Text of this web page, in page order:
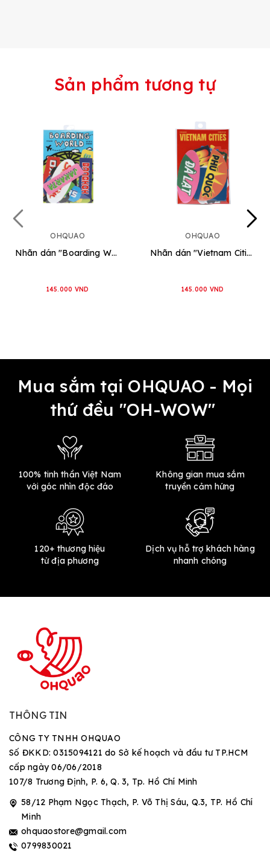
Sản phẩm tương tự
OHQUAO
Nhãn dán "Boarding World"
145.000 VND
OHQUAO
Nhãn dán "Vietnam Cities"
145.000 VND
Mua sắm tại OHQUAO - Mọi
thứ đều "OH-WOW"
100% tinh thần Việt Nam
với góc nhìn độc đáo
Không gian mua sắm
truyền cảm hứng
120+ thương hiệu
từ địa phương
Dịch vụ hỗ trợ khách hàng
nhanh chóng
THÔNG TIN
CÔNG TY TNHH OHQUAO
Số ĐKKD: 0315094121 do Sở kế hoạch và đầu tư TP.HCM
cấp ngày 06/06/2018
107/8 Trương Định, P. 6, Q. 3, Tp. Hồ Chí Minh
58/12 Phạm Ngọc Thạch, P. Võ Thị Sáu, Q.3, TP. Hồ Chí
Minh
ohquaostore@gmail.com
0799830021